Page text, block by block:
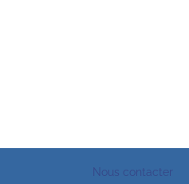
Nous contacter